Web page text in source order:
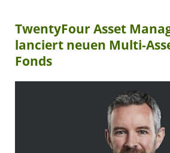
TwentyFour Asset
lanciert neuen Multi-
Fonds